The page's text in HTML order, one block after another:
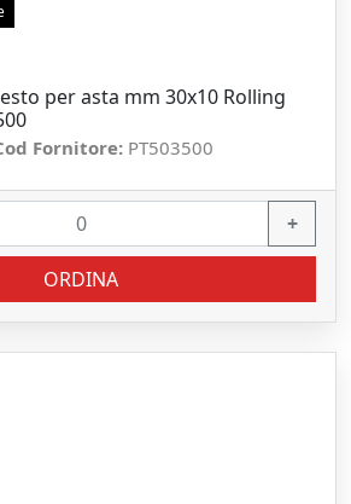
per asta mm 30x10 Rolling
Fornitore: PT503500
+
ORDINA